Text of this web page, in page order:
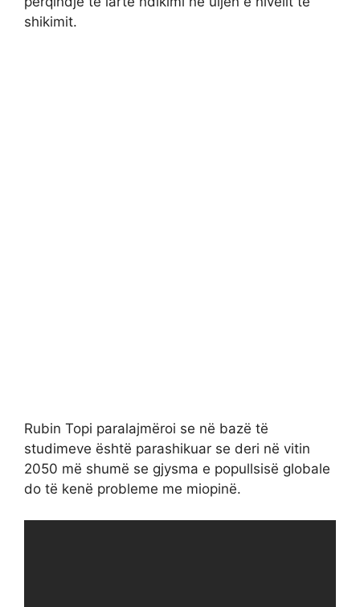
shikimit.
Rubin Topi paralajmëroi se në bazë të
studimeve është parashikuar se deri në vitin
2050 më shumë se gjysma e popullsisë globale
do të kenë probleme me miopinë.